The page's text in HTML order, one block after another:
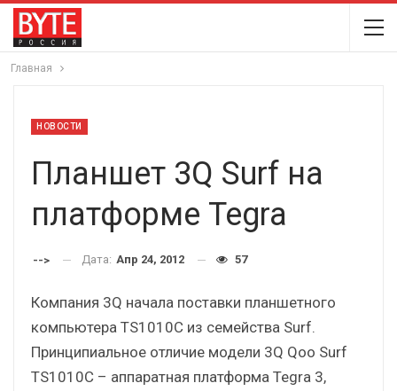
Главная
НОВОСТИ
Планшет 3Q Surf на
платформе Tegra
--> Дата: Апр 24, 2012 57
Компания 3Q начала поставки планшетного
компьютера TS1010C из семейства Surf.
Принципиальное отличие модели 3Q Qoo Surf
TS1010C – аппаратная платформа Tegra 3,